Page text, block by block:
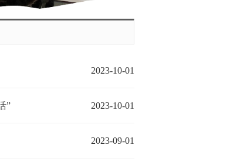
2023-10-01
2023-10-01
”
2023-09-01